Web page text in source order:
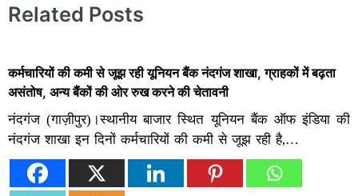
Related Posts
कर्मचारियों की कमी से जूझ रही यूनियन बैंक नंदगंज शाखा, ग्राहकों में बढ़ता
असंतोष, अन्य बैंकों की ओर रुख करने की चेतावनी
नंदगंज (गाज़ीपुर)।स्थानीय बाजार स्थित यूनियन बैंक ऑफ इंडिया की
नंदगंज शाखा इन दिनों कर्मचारियों की कमी से जूझ रही है,…